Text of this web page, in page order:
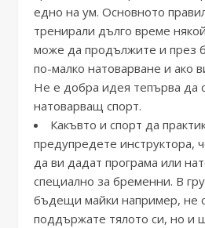
едно на ум. Основното
тренирали дълго време
може да продължите и през
по-малко натоварване и ако
Не е добра идея тепърва да
натоварващ спорт.
Какъвто и спорт да
предупредете инструктора,
да ви дадат програма или
специално за бременни. В
бъдещи майки например, не
поддържате тялото си, но и